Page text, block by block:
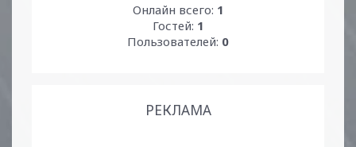
Онлайн всего: 1
Гостей: 1
Пользователей: 0
РЕКЛАМА